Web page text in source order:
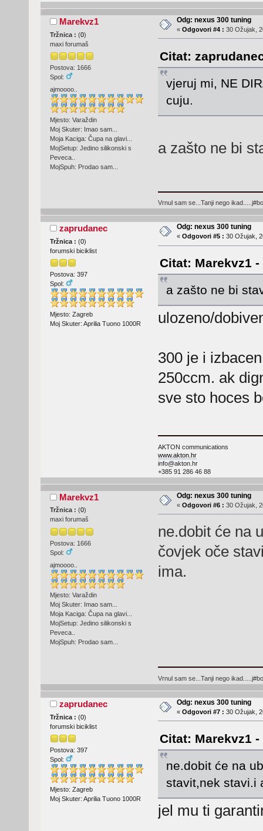
Marekvz1
Tržnica : (0)
maxi forumaš
Postova: 1666
Spol:
ajmoooo..
Mjesto: Varaždin
Moj Skuter: Imao sam...
Moja Kaciga: Čupa na glavi...
MojSetup: Jedino silikonski s
Peveca..
MojSpuh: Prodao sam...
Odg: nexus 300 tuning
« Odgovori #4 : 30 Ožujak,
Citat:
vjeruj mi, NE
cuju.
a zašto ne bi
Vrnul sam se...Tanji nego
zaprudanec
Tržnica : (0)
forumski biciklist
Postova: 397
Spol:
Mjesto: Zagreb
Moj Skuter: Aprilia Tuono 1000R
Odg: nexus 300 tuning
« Odgovori #5 : 30 Ožujak,
Citat: Marekvz1 -
a zašto ne bi
ulozeno/
300 je i
250ccm. ak
sve sto hoces
AKTON communications
www.akton.hr
info@akton.hr
+385 91 286 46 88
Marekvz1
Tržnica : (0)
maxi forumaš
Postova: 1666
Spol:
ajmoooo..
Mjesto: Varaždin
Moj Skuter: Imao sam...
Moja Kaciga: Čupa na glavi...
MojSetup: Jedino silikonski s
Peveca..
MojSpuh: Prodao sam...
Odg: nexus 300 tuning
« Odgovori #6 : 30 Ožujak,
ne.dobit će na
čovjek oče
ima.
Vrnul sam se...Tanji nego
zaprudanec
Tržnica : (0)
forumski biciklist
Postova: 397
Spol:
Mjesto: Zagreb
Moj Skuter: Aprilia Tuono 1000R
Odg: nexus 300 tuning
« Odgovori #7 : 30 Ožujak,
Citat: Marekvz1 -
ne.dobit će na
stavit,nek stavi.i
jel mu ti